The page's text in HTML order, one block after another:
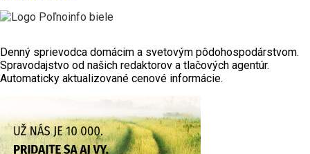
Denný sprievodca domácim a svetovým pôdohospodárstvom.
Spravodajstvo od našich redaktorov a tlačových agentúr.
Automaticky aktualizované cenové informácie.